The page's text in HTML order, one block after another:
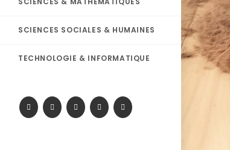
SCIENCES SOCIALES & HUMAINES
TECHNOLOGIE & INFORMATIQUE